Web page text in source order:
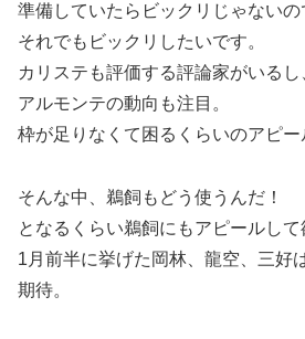
準備していたらビックリじゃないの
それでもビックリしたいです。
カリステも評価する評論家がいるし
アルモンテの動向も注目。
枠が足りなくて困るくらいのアピー
そんな中、鵜飼もどう使うんだ！
となるくらい鵜飼にもアピールして
1月前半に挙げた岡林、龍空、三好
期待。